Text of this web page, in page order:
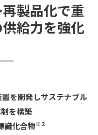
製品化で重
給力を強化
置を開発しサステナブル
を構築
識化合物※2